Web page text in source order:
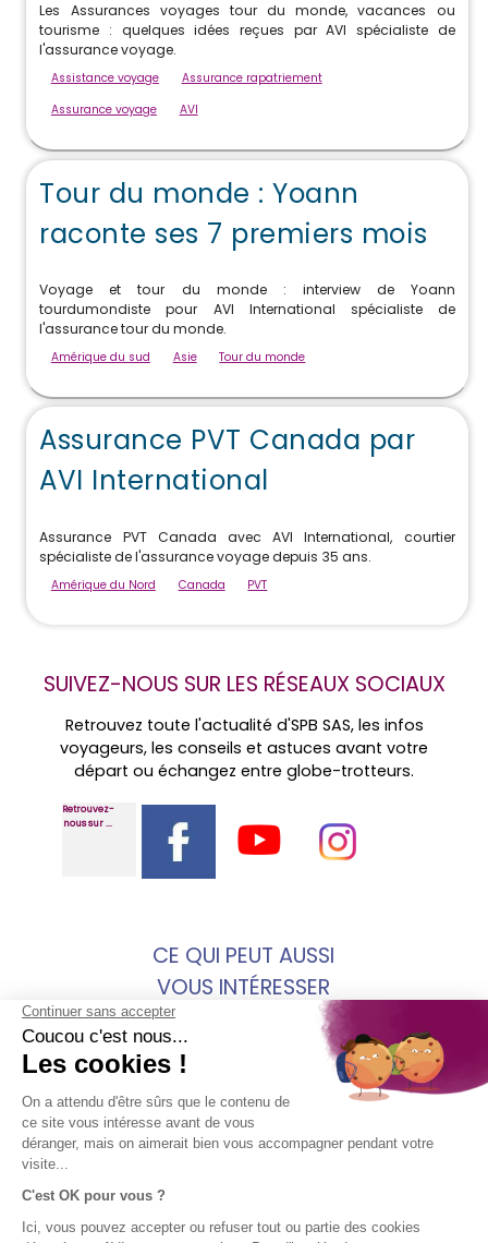
Les Assurances voyages tour du monde, vacances ou
tourisme : quelques idées reçues par AVI spécialiste de
l'assurance voyage.
Assistance voyage
Assurance rapatriement
Assurance voyage
AVI
Tour du monde : Yoann
raconte ses 7 premiers mois
Voyage et tour du monde : interview de Yoann
tourdumondiste pour AVI International spécialiste de
l'assurance tour du monde.
Amérique du sud Asie Tour du monde
Assurance PVT Canada par
AVI International
Assurance PVT Canada avec AVI International, courtier
spécialiste de l'assurance voyage depuis 35 ans.
Amérique du Nord Canada PVT
SUIVEZ-NOUS SUR LES RÉSEAUX SOCIAUX
Retrouvez toute l'actualité d'SPB SAS, les infos
voyageurs, les conseils et astuces avant votre
départ ou échangez entre globe-trotteurs.
Retrouvez-
nous sur ...
CE QUI PEUT AUSSI
VOUS INTÉRESSER
faq assurance voyage
presentation avi international
MENTIONS
Mentions
SOCIÉTÉ
AVI
voyage en
ACCÈS
Contact
SUIVEZ-